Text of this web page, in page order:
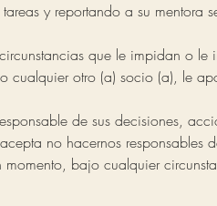
y reportando a su mentora
que le impidan o le
cualquier otro (a) socio (a), le
de sus decisiones,
no hacernos responsables
bajo cualquier